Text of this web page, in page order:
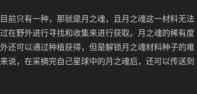
前只有一种，那就是月之魂，且月之魂这一材料无法
在野外进行寻找和收集来进行获取。月之魂的稀有度
还可以通过种植获得，但是解锁月之魂材料种子的难
说，在采摘完自己星球中的月之魂后，还可以传送到